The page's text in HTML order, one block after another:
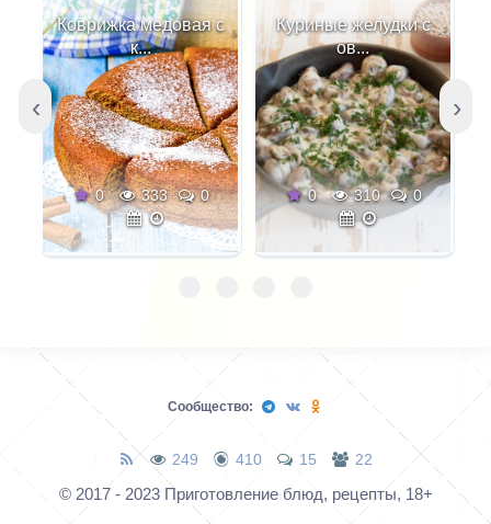
если не считать соли и
добавляемого иногда
красного перца. Но
затем, в зависимости
от того, в какое блюдо
и в каком районе
Грузии используют
этот полуфабрикат,
ему придают
Коврижка медовая с
к...
0 333 0
Куриные желудки с
ов...
0 310 0
‹ ›
Сообщество:
249 410 15 22
© 2017 - 2023 Приготовление блюд, рецепты, 18+